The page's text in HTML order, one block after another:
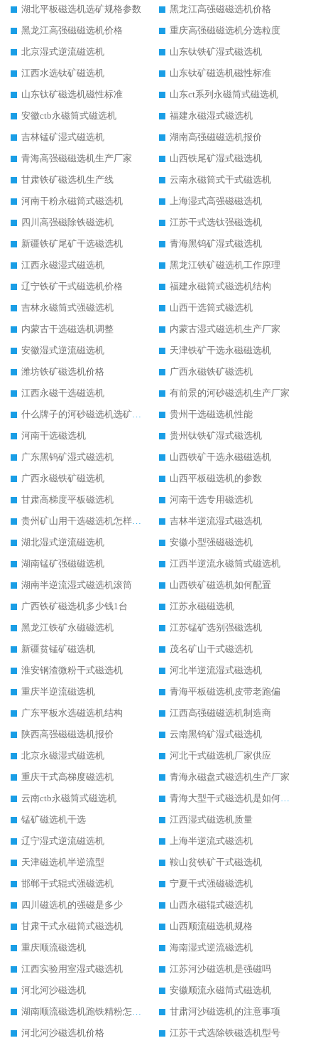
湖北平板磁选机选矿规格参数
黑龙江高强磁磁选机价格
黑龙江高强磁磁选机价格
重庆高强磁磁选机分选粒度
北京湿式逆流磁选机
山东钛铁矿湿式磁选机
江西水选钛矿磁选机
山东钛矿磁选机磁性标准
山东钛矿磁选机磁性标准
山东ct系列永磁筒式磁选机
安徽ctb永磁筒式磁选机
福建永磁湿式磁选机
吉林锰矿湿式磁选机
湖南高强磁磁选机报价
青海高强磁磁选机生产厂家
山西铁尾矿湿式磁选机
甘肃铁矿磁选机生产线
云南永磁筒式干式磁选机
河南干粉永磁筒式磁选机
上海湿式高强磁磁选机
四川高强磁除铁磁选机
江苏干式选钛强磁选机
新疆铁矿尾矿干选磁选机
青海黑钨矿湿式磁选机
江西永磁湿式磁选机
黑龙江铁矿磁选机工作原理
辽宁铁矿干式磁选机价格
福建永磁筒式磁选机结构
吉林永磁筒式强磁选机
山西干选筒式磁选机
内蒙古干选磁选机调整
内蒙古湿式磁选机生产厂家
安徽湿式逆流磁选机
天津铁矿干选永磁磁选机
潍坊铁矿磁选机价格
广西永磁铁矿磁选机
江西永磁干选磁选机
有前景的河砂磁选机生产厂家
什么牌子的河砂磁选机选矿效果好
贵州干选磁选机性能
河南干选磁选机
贵州钛铁矿湿式磁选机
广东黑钨矿湿式磁选机
山西铁矿干选永磁磁选机
广西永磁铁矿磁选机
山西平板磁选机的参数
甘肃高梯度平板磁选机
河南干选专用磁选机
贵州矿山用干选磁选机怎样调磁
吉林半逆流湿式磁选机
湖北湿式逆流磁选机
安徽小型强磁磁选机
湖南锰矿强磁磁选机
江西半逆流永磁筒式磁选机
湖南半逆流湿式磁选机滚筒
山西铁矿磁选机如何配置
广西铁矿磁选机多少钱1台
江苏永磁磁选机
黑龙江铁矿永磁磁选机
江苏锰矿选别强磁选机
新疆贫锰矿磁选机
茂名矿山干式磁选机
淮安钢渣微粉干式磁选机
河北半逆流湿式磁选机
重庆半逆流磁选机
青海平板磁选机皮带老跑偏
广东平板水选磁选机结构
江西高强磁磁选机制造商
陕西高强磁磁选机报价
云南黑钨矿湿式磁选机
北京永磁湿式磁选机
河北干式磁选机厂家供应
重庆干式高梯度磁选机
青海永磁盘式磁选机生产厂家
云南ctb永磁筒式磁选机
青海大型干式磁选机是如何选矿的
锰矿磁选机干选
江西湿式磁选机质量
辽宁湿式逆流磁选机
上海半逆流式磁选机
天津磁选机半逆流型
鞍山贫铁矿干式磁选机
邯郸干式辊式强磁选机
宁夏干式强磁磁选机
四川磁选机的强磁是多少
山西永磁辊式磁选机
甘肃干式永磁筒式磁选机
山西顺流磁选机规格
重庆顺流磁选机
海南湿式逆流磁选机
江西实验用室湿式磁选机
江苏河沙磁选机是强磁吗
河北河沙磁选机
安徽顺流永磁筒式磁选机
湖南顺流磁选机跑铁精粉怎么处理
甘肃河沙磁选机的注意事项
河北河沙磁选机价格
江苏干式选除铁磁选机型号